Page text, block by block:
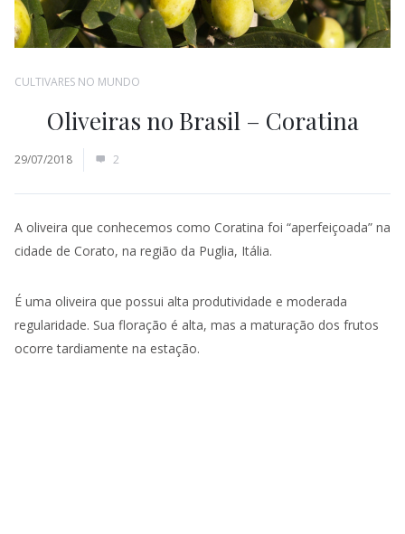
CULTIVARES NO MUNDO
Oliveiras no Brasil – Coratina
29/07/2018 2
A oliveira que conhecemos como Coratina foi “aperfeiçoada” na
cidade de Corato, na região da Puglia, Itália.
É uma oliveira que possui alta produtividade e moderada
regularidade. Sua floração é alta, mas a maturação dos frutos
ocorre tardiamente na estação.